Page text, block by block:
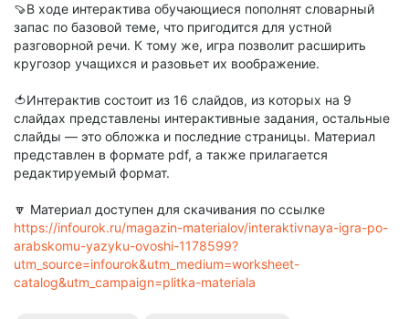
🍠В ходе интерактива обучающиеся пополнят словарный
запас по базовой теме, что пригодится для устной
разговорной речи. К тому же, игра позволит расширить
кругозор учащихся и разовьет их воображение.
🍅Интерактив состоит из 16 слайдов, из которых на 9
слайдах представлены интерактивные задания, остальные
слайды — это обложка и последние страницы. Материал
представлен в формате pdf, а также прилагается
редактируемый формат.
🔽 Материал доступен для скачивания по ссылке
https://infourok.ru/magazin-materialov/interaktivnaya-igra-po-
arabskomu-yazyku-ovoshi-1178599?
utm_source=infourok&utm_medium=worksheet-
catalog&utm_campaign=plitka-materiala